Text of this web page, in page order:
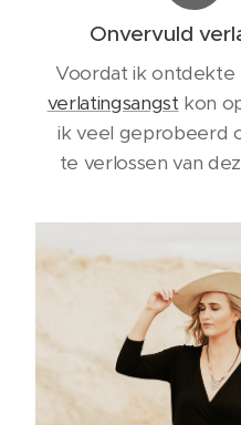
en intimiteit....
Onvervuld
Voordat ik ontdekte
verlatingsangstkon
ik veel geprobeerd
te verlossen van
werkte ik samen
om mijn
onderzoeken. We
een tijdje samen
was behoorlijk